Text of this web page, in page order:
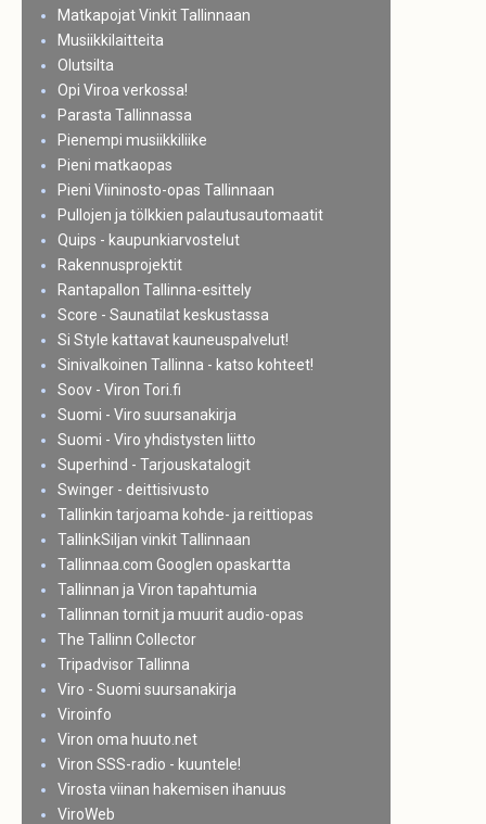
Matkapojat Vinkit Tallinnaan
Musiikkilaitteita
Olutsilta
Opi Viroa verkossa!
Parasta Tallinnassa
Pienempi musiikkiliike
Pieni matkaopas
Pieni Viininosto-opas Tallinnaan
Pullojen ja tölkkien palautusautomaatit
Quips - kaupunkiarvostelut
Rakennusprojektit
Rantapallon Tallinna-esittely
Score - Saunatilat keskustassa
Si Style kattavat kauneuspalvelut!
Sinivalkoinen Tallinna - katso kohteet!
Soov - Viron Tori.fi
Suomi - Viro suursanakirja
Suomi - Viro yhdistysten liitto
Superhind - Tarjouskatalogit
Swinger - deittisivusto
Tallinkin tarjoama kohde- ja reittiopas
TallinkSiljan vinkit Tallinnaan
Tallinnaa.com Googlen opaskartta
Tallinnan ja Viron tapahtumia
Tallinnan tornit ja muurit audio-opas
The Tallinn Collector
Tripadvisor Tallinna
Viro - Suomi suursanakirja
Viroinfo
Viron oma huuto.net
Viron SSS-radio - kuuntele!
Virosta viinan hakemisen ihanuus
ViroWeb